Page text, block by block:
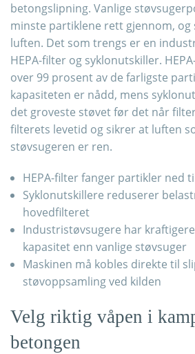
betongslipning. Vanlige
minste partiklene rett gjennom, og
luften. Det som trengs er en
HEPA-filter og syklonutskiller.
over 99 prosent av de farligste
kapasiteten er nådd, mens
det groveste støvet før det når
filterets levetid og sikrer at luften
støvsugeren er ren.
HEPA-filter fanger partikler ned
Syklonutskillere reduserer
hovedfilteret
Industristøvsugere har
kapasitet enn vanlige støvsuger
Maskinen må kobles direkte til
støvoppsamling ved kilden
Velg riktig våpen i
betongen